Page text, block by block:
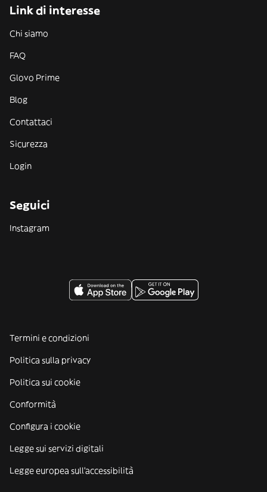
Link di interesse
Chi siamo
FAQ
Glovo Prime
Blog
Contattaci
Sicurezza
Login
Seguici
Instagram
Termini e condizioni
Politica sulla privacy
Politica sui cookie
Conformità
Configura i cookie
Legge sui servizi digitali
Legge europea sull'accessibilità